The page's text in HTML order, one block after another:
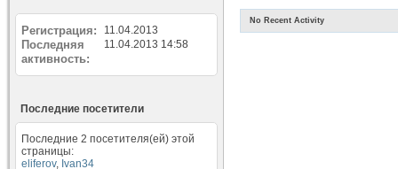
Регистрация 11.04.2013
Последняя
активность
11.04.2013 14:58
Последние посетители
Последние 2 посетителя(ей) этой
страницы:
eliferov, Ivan34
No Recent Activity